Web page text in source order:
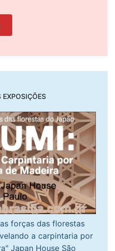
EXPOSIÇÕES
forças das florestas
a carpintaria por
Japan House São